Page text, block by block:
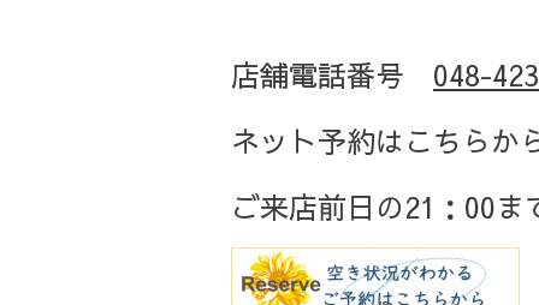
店舗電話番号 048-
ネット予約はこちらか
ご来店前日の21 ： 00ま